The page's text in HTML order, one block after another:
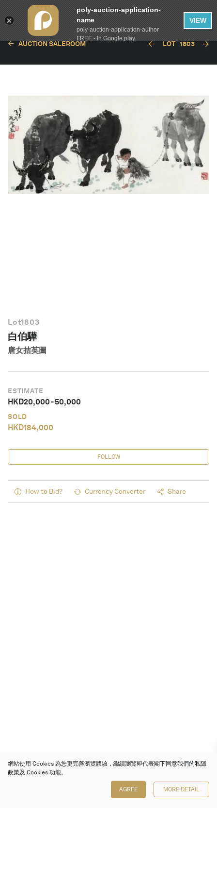
AUCTION SALEROOM LOT 1803
Lot1803
白伯驊
唐女拮英圖
ESTIMATE
HKD20,000-50,000
SOLD
HKD184,000
FOLLOW
How to Bid? Currency Converter Share
網站使用 Cookies 為您更完善瀏覽體驗，繼續瀏覽即代表閣下同意我們的私隱
政策及 Cookies 功能。
AGREE MORE DETAIL
poly-auction-application-
name
poly-auction-application-author
FREE - In Google play
VIEW